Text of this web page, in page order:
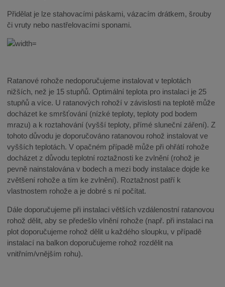
Přidělat je lze stahovacími páskami, vázacím drátkem, šrouby
či vruty nebo nastřelovacími sponami.
Ratanové rohože nedoporučujeme instalovat v teplotách
nižších, než je 15 stupňů. Optimální teplota pro instalaci je 25
stupňů a více. U ratanových rohoží v závislosti na teplotě může
docházet ke smršťování (nízké teploty, teploty pod bodem
mrazu) a k roztahování (vyšší teploty, přímé sluneční záření). Z
tohoto důvodu je doporučováno ratanovou rohož instalovat ve
vyšších teplotách. V opačném případě může při ohřátí rohože
docházet z důvodu teplotní roztažnosti ke zvlnění (rohož je
pevně nainstalována v bodech a mezi body instalace dojde ke
zvětšení rohože a tím ke zvlnění). Roztažnost patří k
vlastnostem rohože a je dobré s ní počítat.
Dále doporučujeme při instalaci větších vzdálenostní ratanovou
rohož dělit, aby se předešlo vlnění rohože (např. při instalaci na
plot doporučujeme rohož dělit u každého sloupku, v případě
instalací na balkon doporučujeme rohož rozdělit na
vnitřním/vnějším rohu).